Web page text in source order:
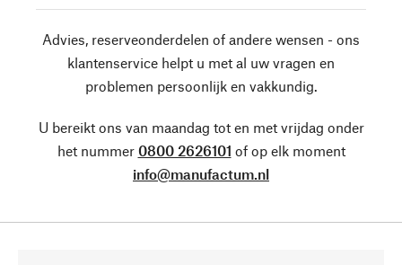
Advies, reserveonderdelen of andere wensen - ons
klantenservice helpt u met al uw vragen en
problemen persoonlijk en vakkundig.
U bereikt ons van maandag tot en met vrijdag onder
het nummer 0800 2626101 of op elk moment
info@manufactum.nl